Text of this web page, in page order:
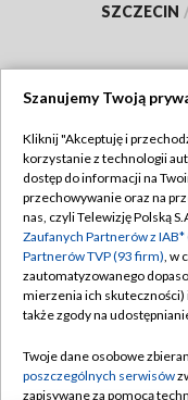
SZCZECIN
Abonament TVP
Emisja w TVP
Centrum informacji
Naziemna
Rada Programowa
Szanujemy Twoją
Kliknij "Akceptuję i
korzystanie z technologii
dostęp do informacji na
przechowywanie oraz na
nas, czyli Telewizję Polską
Zaufanych Partnerów z
Partnerów TVP (93 firm), w
zautomatyzowanego
mierzenia ich skuteczności)
także zgody na
Twoje dane osobowe
poszczególnych serwisów
zapisywane za pomocą